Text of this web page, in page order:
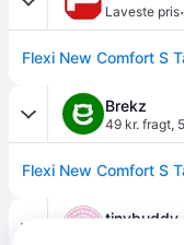
Laveste pris·
Brekz
49 kr. fragt,